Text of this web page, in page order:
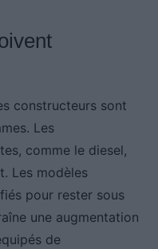
constructeurs sont
Les
comme le diesel,
Les modèles
pour rester sous
une augmentation
de